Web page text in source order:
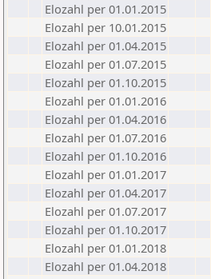
Elozahl per 01.01.2015
Elozahl per 10.01.2015
Elozahl per 01.04.2015
Elozahl per 01.07.2015
Elozahl per 01.10.2015
Elozahl per 01.01.2016
Elozahl per 01.04.2016
Elozahl per 01.07.2016
Elozahl per 01.10.2016
Elozahl per 01.01.2017
Elozahl per 01.04.2017
Elozahl per 01.07.2017
Elozahl per 01.10.2017
Elozahl per 01.01.2018
Elozahl per 01.04.2018